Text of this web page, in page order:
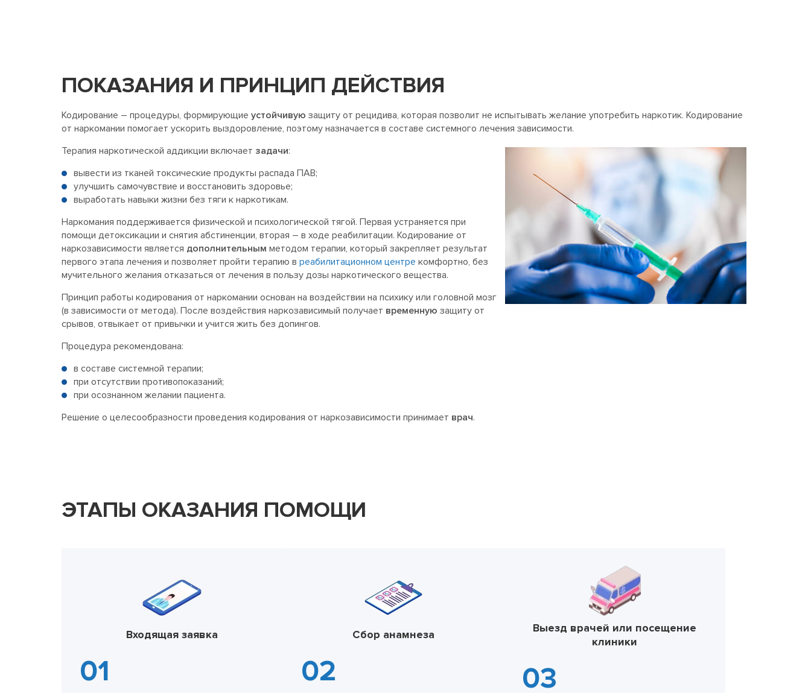
ПОКАЗАНИЯ И ПРИНЦИП ДЕЙСТВИЯ
Кодирование – процедуры, формирующие устойчивую защиту от рецидива, которая позволит не испытывать желание употребить наркотик. Кодирование
от наркомании помогает ускорить выздоровление, поэтому назначается в составе системного лечения зависимости.
Терапия наркотической аддикции включает задачи:
вывести из тканей токсические продукты распада ПАВ;
улучшить самочувствие и восстановить здоровье;
выработать навыки жизни без тяги к наркотикам.
Наркомания поддерживается физической и психологической тягой. Первая устраняется при
помощи детоксикации и снятия абстиненции, вторая – в ходе реабилитации. Кодирование от
наркозависимости является дополнительным методом терапии, который закрепляет результат
первого этапа лечения и позволяет пройти терапию в реабилитационном центре комфортно, без
мучительного желания отказаться от лечения в пользу дозы наркотического вещества.
Принцип работы кодирования от наркомании основан на воздействии на психику или головной мозг
(в зависимости от метода). После воздействия наркозависимый получает временную защиту от
срывов, отвыкает от привычки и учится жить без допингов.
Процедура рекомендована:
в составе системной терапии;
при отсутствии противопоказаний;
при осознанном желании пациента.
Решение о целесообразности проведения кодирования от наркозависимости принимает врач.
ЭТАПЫ ОКАЗАНИЯ ПОМОЩИ
Входящая заявка Сбор анамнеза
Выезд врачей или посещение
клиники